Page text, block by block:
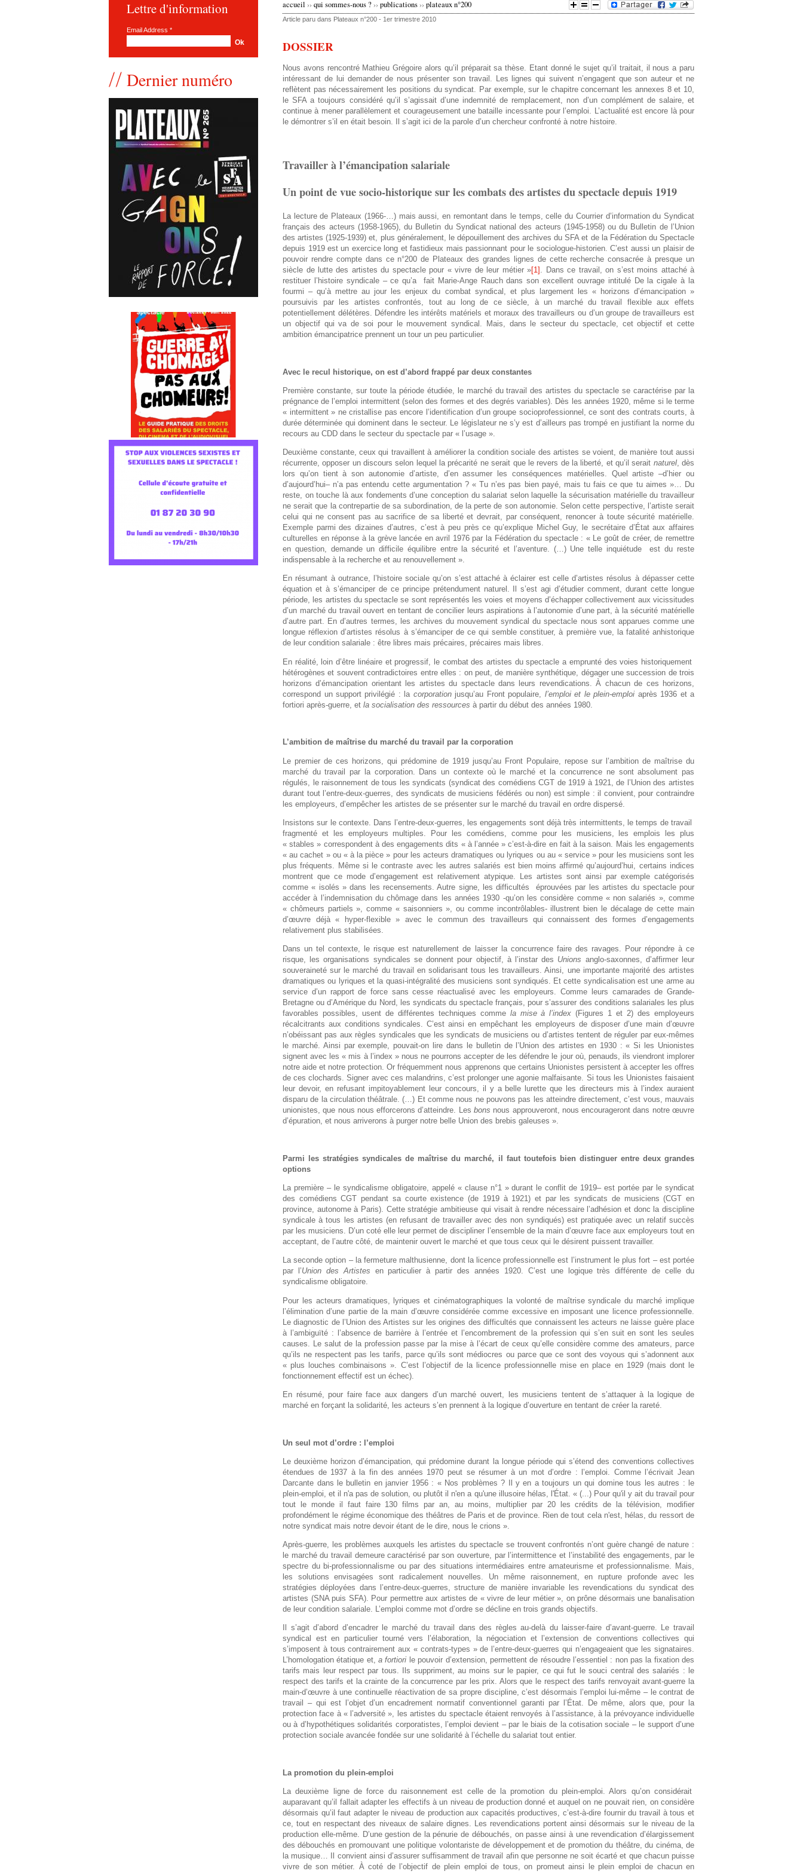
e
r
e
e
r
c
h
e
v
o
u
s
ê
i
c
i
accueil ››qui sommes-nous ?››publications››plateaux n°200
Article paru dans Plateaux n°200 - 1er trimestre 2010
DOSSIER
Nous avons rencontré Mathieu Grégoire alors qu’il préparait sa thèse. Etant donné le sujet qu’il traitait, il nous a paru
intéressant de lui demander de nous présenter son travail. Les lignes qui suivent n’engagent que son auteur et ne
reflètent pas nécessairement les positions du syndicat. Par exemple, sur le chapitre concernant les annexes 8 et 10,
le SFA a toujours considéré qu’il s’agissait d’une indemnité de remplacement, non d’un complément de salaire, et
continue à mener parallèlement et courageusement une bataille incessante pour l’emploi. L’actualité est encore là pour
le démontrer s’il en était besoin. Il s’agit ici de la parole d’un chercheur confronté à notre histoire.
Travailler à l’émancipation salariale
Un point de vue socio-historique sur les combats des artistes du spectacle depuis 1919
La lecture de Plateaux (1966-…) mais aussi, en remontant dans le temps, celle du Courrier d’information du Syndicat
français des acteurs (1958-1965), du Bulletin du Syndicat national des acteurs (1945-1958) ou du Bulletin de l’Union
des artistes (1925-1939) et, plus généralement, le dépouillement des archives du SFA et de la Fédération du Spectacle
depuis 1919 est un exercice long et fastidieux mais passionnant pour le sociologue-historien. C’est aussi un plaisir de
pouvoir rendre compte dans ce n°200 de Plateaux des grandes lignes de cette recherche consacrée à presque un
siècle de lutte des artistes du spectacle pour « vivre de leur métier »[1]
. Dans ce travail, on s’est moins attaché à
restituer l’histoire syndicale – ce qu’a fait Marie-Ange Rauch dans son excellent ouvrage intitulé De la cigale à la
fourmi – qu’à mettre au jour les enjeux du combat syndical, et plus largement les « horizons d’émancipation »
poursuivis par les artistes confrontés, tout au long de ce siècle, à un marché du travail flexible aux effets
potentiellement délétères. Défendre les intérêts matériels et moraux des travailleurs ou d’un groupe de travailleurs est
un objectif qui va de soi pour le mouvement syndical. Mais, dans le secteur du spectacle, cet objectif et cette
ambition émancipatrice prennent un tour un peu particulier.
Avec le recul historique, on est d’abord frappé par deux constantes
Première constante, sur toute la période étudiée, le marché du travail des artistes du spectacle se caractérise par la
prégnance de l’emploi intermittent (selon des formes et des degrés variables). Dès les années 1920, même si le terme
« intermittent » ne cristallise pas encore l’identification d’un groupe socioprofessionnel, ce sont des contrats courts, à
durée déterminée qui dominent dans le secteur. Le législateur ne s’y est d’ailleurs pas trompé en justifiant la norme du
recours au CDD dans le secteur du spectacle par « l’usage ».
Deuxième constante, ceux qui travaillent à améliorer la condition sociale des artistes se voient, de manière tout aussi
récurrente, opposer un discours selon lequel la précarité ne serait que le revers de la liberté, et qu’il serait naturel, dès
lors qu’on tient à son autonomie d’artiste, d’en assumer les conséquences matérielles. Quel artiste –d’hier ou
d’aujourd’hui– n’a pas entendu cette argumentation ? « Tu n’es pas bien payé, mais tu fais ce que tu aimes »… Du
reste, on touche là aux fondements d’une conception du salariat selon laquelle la sécurisation matérielle du travailleur
ne serait que la contrepartie de sa subordination, de la perte de son autonomie. Selon cette perspective, l’artiste serait
celui qui ne consent pas au sacrifice de sa liberté et devrait, par conséquent, renoncer à toute sécurité matérielle.
Exemple parmi des dizaines d’autres, c’est à peu près ce qu’explique Michel Guy, le secrétaire d’État aux affaires
culturelles en réponse à la grève lancée en avril 1976 par la Fédération du spectacle : « Le goût de créer, de remettre
en question, demande un difficile équilibre entre la sécurité et l’aventure. (…) Une telle inquiétude est du reste
indispensable à la recherche et au renouvellement ».
En résumant à outrance, l’histoire sociale qu’on s’est attaché à éclairer est celle d’artistes résolus à dépasser cette
équation et à s’émanciper de ce principe prétendument naturel. Il s’est agi d’étudier comment, durant cette longue
période, les artistes du spectacle se sont représentés les voies et moyens d’échapper collectivement aux vicissitudes
d’un marché du travail ouvert en tentant de concilier leurs aspirations à l’autonomie d’une part, à la sécurité matérielle
d’autre part. En d’autres termes, les archives du mouvement syndical du spectacle nous sont apparues comme une
longue réflexion d’artistes résolus à s’émanciper de ce qui semble constituer, à première vue, la fatalité anhistorique
de leur condition salariale : être libres mais précaires, précaires mais libres.
En réalité, loin d’être linéaire et progressif, le combat des artistes du spectacle a emprunté des voies historiquement
hétérogènes et souvent contradictoires entre elles : on peut, de manière synthétique, dégager une succession de trois
horizons d’émancipation orientant les artistes du spectacle dans leurs revendications. À chacun de ces horizons,
correspond un support privilégié : la corporationjusqu’au Front populaire, l’emploi et le plein-emploi après 1936 et a
fortiori après-guerre, etla socialisation des ressources à partir du début des années 1980.
L’ambition de maîtrise du marché du travail par la corporation
Le premier de ces horizons, qui prédomine de 1919 jusqu’au Front Populaire, repose sur l’ambition de maîtrise du
marché du travail par la corporation. Dans un contexte où le marché et la concurrence ne sont absolument pas
régulés, le raisonnement de tous les syndicats (syndicat des comédiens CGT de 1919 à 1921, de l’Union des artistes
durant tout l’entre-deux-guerres, des syndicats de musiciens fédérés ou non) est simple : il convient, pour contraindre
les employeurs, d’empêcher les artistes de se présenter sur le marché du travail en ordre dispersé.
Insistons sur le contexte. Dans l’entre-deux-guerres, les engagements sont déjà très intermittents, le temps de travail
fragmenté et les employeurs multiples. Pour les comédiens, comme pour les musiciens, les emplois les plus
« stables » correspondent à des engagements dits « à l’année » c’est-à-dire en fait à la saison. Mais les engagements
« au cachet » ou « à la pièce » pour les acteurs dramatiques ou lyriques ou au « service » pour les musiciens sont les
plus fréquents. Même si le contraste avec les autres salariés est bien moins affirmé qu’aujourd’hui, certains indices
montrent que ce mode d’engagement est relativement atypique. Les artistes sont ainsi par exemple catégorisés
comme « isolés » dans les recensements. Autre signe, les difficultés éprouvées par les artistes du spectacle pour
accéder à l’indemnisation du chômage dans les années 1930 -qu’on les considère comme « non salariés », comme
« chômeurs partiels », comme « saisonniers », ou comme incontrôlables- illustrent bien le décalage de cette main
d’œuvre déjà « hyper-flexible » avec le commun des travailleurs qui connaissent des formes d’engagements
relativement plus stabilisées.
Dans un tel contexte, le risque est naturellement de laisser la concurrence faire des ravages. Pour répondre à ce
risque, les organisations syndicales se donnent pour objectif, à l’instar des Unions anglo-saxonnes, d’affirmer leur
souveraineté sur le marché du travail en solidarisant tous les travailleurs. Ainsi, une importante majorité des artistes
dramatiques ou lyriques et la quasi-intégralité des musiciens sont syndiqués. Et cette syndicalisation est une arme au
service d’un rapport de force sans cesse réactualisé avec les employeurs. Comme leurs camarades de Grande-
Bretagne ou d’Amérique du Nord, les syndicats du spectacle français, pour s’assurer des conditions salariales les plus
favorables possibles, usent de différentes techniques comme la mise à l’index (Figures 1 et 2) des employeurs
récalcitrants aux conditions syndicales. C’est ainsi en empêchant les employeurs de disposer d’une main d’œuvre
n’obéissant pas aux règles syndicales que les syndicats de musiciens ou d’artistes tentent de réguler par eux-mêmes
le marché. Ainsi par exemple, pouvait-on lire dans le bulletin de l’Union des artistes en 1930 : « Si les Unionistes
signent avec les « mis à l’index » nous ne pourrons accepter de les défendre le jour où, penauds, ils viendront implorer
notre aide et notre protection. Or fréquemment nous apprenons que certains Unionistes persistent à accepter les offres
de ces clochards. Signer avec ces malandrins, c’est prolonger une agonie malfaisante. Si tous les Unionistes faisaient
leur devoir, en refusant impitoyablement leur concours, il y a belle lurette que les directeurs mis à l’index auraient
disparu de la circulation théâtrale. (…) Et comme nous ne pouvons pas les atteindre directement, c’est vous, mauvais
unionistes, que nous nous efforcerons d’atteindre. Lesbons nous approuveront, nous encourageront dans notre œuvre
d’épuration, et nous arriverons à purger notre belle Union des brebis galeuses ».
Parmi les stratégies syndicales de maîtrise du marché, il faut toutefois bien distinguer entre deux grandes
options
La première – le syndicalisme obligatoire, appelé « clause n°1 » durant le conflit de 1919– est portée par le syndicat
des comédiens CGT pendant sa courte existence (de 1919 à 1921) et par les syndicats de musiciens (CGT en
province, autonome à Paris). Cette stratégie ambitieuse qui visait à rendre nécessaire l’adhésion et donc la discipline
syndicale à tous les artistes (en refusant de travailler avec des non syndiqués) est pratiquée avec un relatif succès
par les musiciens. D’un coté elle leur permet de discipliner l’ensemble de la main d’œuvre face aux employeurs tout en
acceptant, de l’autre côté, de maintenir ouvert le marché et que tous ceux qui le désirent puissent travailler.
La seconde option – la fermeture malthusienne, dont la licence professionnelle est l’instrument le plus fort – est portée
par l’Union des Artistes en particulier à partir des années 1920. C’est une logique très différente de celle du
syndicalisme obligatoire.
Pour les acteurs dramatiques, lyriques et cinématographiques la volonté de maîtrise syndicale du marché implique
l’élimination d’une partie de la main d’œuvre considérée comme excessive en imposant une licence professionnelle.
Le diagnostic de l’Union des Artistes sur les origines des difficultés que connaissent les acteurs ne laisse guère place
à l’ambiguïté : l’absence de barrière à l’entrée et l’encombrement de la profession qui s’en suit en sont les seules
causes. Le salut de la profession passe par la mise à l’écart de ceux qu’elle considère comme des amateurs, parce
qu’ils ne respectent pas les tarifs, parce qu’ils sont médiocres ou parce que ce sont des voyous qui s’adonnent aux
« plus louches combinaisons ». C’est l’objectif de la licence professionnelle mise en place en 1929 (mais dont le
fonctionnement effectif est un échec).
En résumé, pour faire face aux dangers d’un marché ouvert, les musiciens tentent de s’attaquer à la logique de
marché en forçant la solidarité, les acteurs s’en prennent à la logique d’ouverture en tentant de créer la rareté.
Un seul mot d’ordre : l’emploi
Le deuxième horizon d’émancipation, qui prédomine durant la longue période qui s’étend des conventions collectives
étendues de 1937 à la fin des années 1970 peut se résumer à un mot d’ordre : l’emploi. Comme l’écrivait Jean
Darcante dans le bulletin en janvier 1956 : « Nos problèmes ? Il y en a toujours un qui domine tous les autres : le
plein-emploi, et il n'a pas de solution, ou plutôt il n'en a qu'une illusoire hélas, l'État. « (...) Pour qu'il y ait du travail pour
tout le monde il faut faire 130 films par an, au moins, multiplier par 20 les crédits de la télévision, modifier
profondément le régime économique des théâtres de Paris et de province. Rien de tout cela n'est, hélas, du ressort de
notre syndicat mais notre devoir étant de le dire, nous le crions ».
Après-guerre, les problèmes auxquels les artistes du spectacle se trouvent confrontés n’ont guère changé de nature :
le marché du travail demeure caractérisé par son ouverture, par l’intermittence et l’instabilité des engagements, par le
spectre du bi-professionnalisme ou par des situations intermédiaires entre amateurisme et professionnalisme. Mais,
les solutions envisagées sont radicalement nouvelles. Un même raisonnement, en rupture profonde avec les
stratégies déployées dans l’entre-deux-guerres, structure de manière invariable les revendications du syndicat des
artistes (SNA puis SFA). Pour permettre aux artistes de « vivre de leur métier », on prône désormais une banalisation
de leur condition salariale. L’emploi comme mot d’ordre se décline en trois grands objectifs.
Il s’agit d’abord d’encadrer le marché du travail dans des règles au-delà du laisser-faire d’avant-guerre. Le travail
syndical est en particulier tourné vers l’élaboration, la négociation et l’extension de conventions collectives qui
s’imposent à tous contrairement aux « contrats-types » de l’entre-deux-guerres qui n’engageaient que les signataires.
L’homologation étatique et,a fortiori le pouvoir d’extension, permettent de résoudre l’essentiel : non pas la fixation des
tarifs mais leur respect par tous. Ils suppriment, au moins sur le papier, ce qui fut le souci central des salariés : le
respect des tarifs et la crainte de la concurrence par les prix. Alors que le respect des tarifs renvoyait avant-guerre la
main-d’œuvre à une continuelle réactivation de sa propre discipline, c’est désormais l’emploi lui-même – le contrat de
travail – qui est l’objet d’un encadrement normatif conventionnel garanti par l’État. De même, alors que, pour la
protection face à « l’adversité », les artistes du spectacle étaient renvoyés à l’assistance, à la prévoyance individuelle
ou à d’hypothétiques solidarités corporatistes, l’emploi devient – par le biais de la cotisation sociale – le support d’une
protection sociale avancée fondée sur une solidarité à l’échelle du salariat tout entier.
La promotion du plein-emploi
La deuxième ligne de force du raisonnement est celle de la promotion du plein-emploi. Alors qu’on considérait
auparavant qu’il fallait adapter les effectifs à un niveau de production donné et auquel on ne pouvait rien, on considère
désormais qu’il faut adapter le niveau de production aux capacités productives, c’est-à-dire fournir du travail à tous et
ce, tout en respectant des niveaux de salaire dignes. Les revendications portent ainsi désormais sur le niveau de la
production elle-même. D’une gestion de la pénurie de débouchés, on passe ainsi à une revendication d’élargissement
des débouchés en promouvant une politique volontariste de développement et de promotion du théâtre, du cinéma, de
la musique… Il convient ainsi d’assurer suffisamment de travail afin que personne ne soit écarté et que chacun puisse
vivre de son métier. À coté de l’objectif de plein emploi de tous, on promeut ainsi le plein emploi de chacun en
Lettre d'information
Email Address *
Dernier numéro